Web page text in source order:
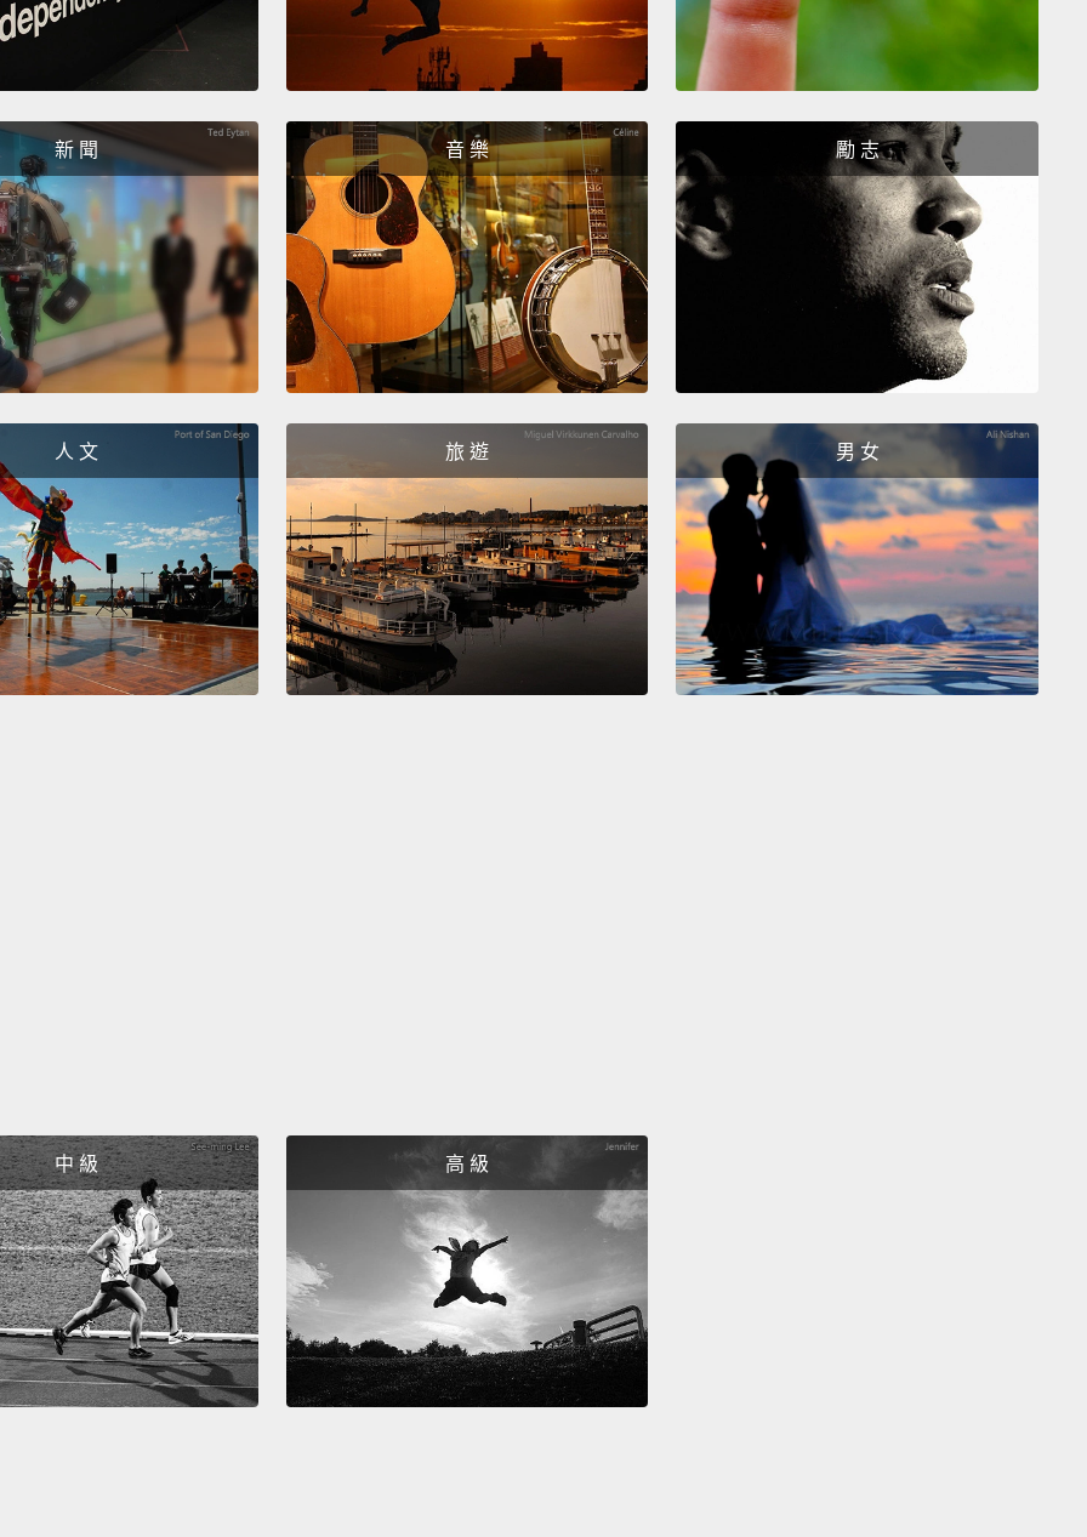
（提格利尼亞語）
(Hebrew)
（希伯來語）
(Mandarin)
（華語）
(Spanish)
（西班牙語）
(Indonesian)
（印尼語）
(Armenian)
（亞美尼亞語）
I love you.
我愛你。
How do you say "I love you"?
新 聞 音 樂 勵 志
人 文 旅 遊 男 女
中 級 高 級